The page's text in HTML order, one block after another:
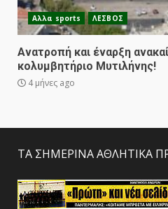
Αλλα sports ΛΕΣΒΟΣ
Ανατροπή και έναρξη
κολυμβητήριο Μυτιλήνης!
4 μήνες ago
ΤΑ ΣΗΜΕΡΙΝΑ ΑΘΛΗΤΙΚΑ